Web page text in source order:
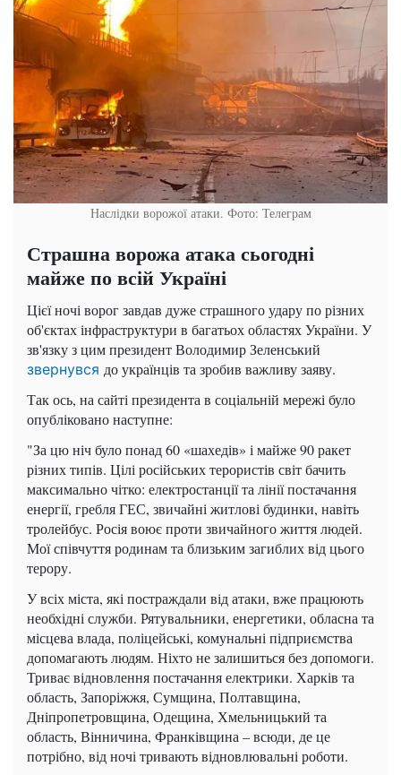
Наслідки ворожої атаки. Фото: Телеграм
Страшна ворожа атака сьогодні
майже по всій Україні
Цієї ночі ворог завдав дуже страшного удару по різних
об'єктах інфраструктури в багатьох областях України. У
зв'язку з цим президент Володимир Зеленський
звернувся до українців та зробив важливу заяву.
Так ось, на сайті президента в соціальній мережі було
опубліковано наступне:
"За цю ніч було понад 60 «шахедів» і майже 90 ракет
різних типів. Цілі російських терористів світ бачить
максимально чітко: електростанції та лінії постачання
енергії, гребля ГЕС, звичайні житлові будинки, навіть
тролейбус. Росія воює проти звичайного життя людей.
Мої співчуття родинам та близьким загиблих від цього
терору.
У всіх міста, які постраждали від атаки, вже працюють
необхідні служби. Рятувальники, енергетики, обласна та
місцева влада, поліцейські, комунальні підприємства
допомагають людям. Ніхто не залишиться без допомоги.
Триває відновлення постачання електрики. Харків та
область, Запоріжжя, Сумщина, Полтавщина,
Дніпропетровщина, Одещина, Хмельницький та
область, Вінничина, Франківщина – всюди, де це
потрібно, від ночі тривають відновлювальні роботи.